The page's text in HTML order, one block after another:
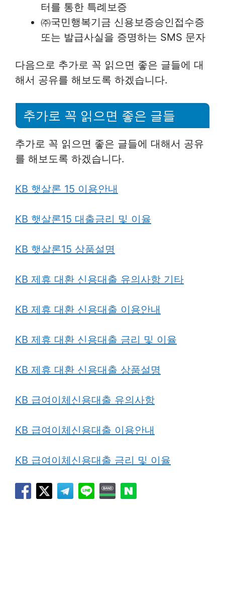
터를 통한 특례보증
㈜국민행복기금 신용보증승인접수증
또는 발급사실을 증명하는 SMS 문자
다음으로 추가로 꼭 읽으면 좋은 글들에 대
해서 공유를 해보도록 하겠습니다.
추가로 꼭 읽으면 좋은 글들
추가로 꼭 읽으면 좋은 글들에 대해서 공유
를 해보도록 하겠습니다.
KB 햇살론 15 이용안내
KB 햇살론15 대출금리 및 이율
KB 햇살론15 상품설명
KB 제휴 대환 신용대출 유의사항 기타
KB 제휴 대환 신용대출 이용안내
KB 제휴 대환 신용대출 금리 및 이율
KB 제휴 대환 신용대출 상품설명
KB 급여이체신용대출 유의사항
KB 급여이체신용대출 이용안내
KB 급여이체신용대출 금리 및 이율